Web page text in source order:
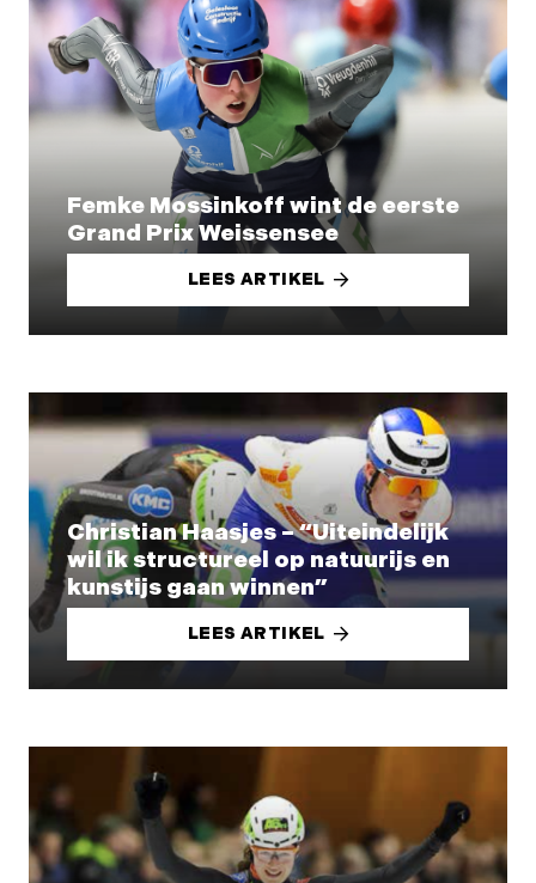
Femke Mossinkoff wint de eerste
Grand Prix Weissensee
LEES ARTIKEL
Christian Haasjes – “Uiteindelijk
wil ik structureel op natuurijs en
kunstijs gaan winnen”
LEES ARTIKEL